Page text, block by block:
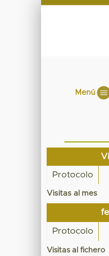
Menú
Protocolo
Visitas al mes
Protocolo
Visitas al fichero